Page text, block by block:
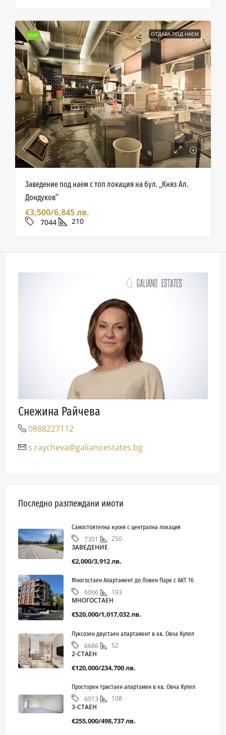
ТОП ОТДАВА ПОД НАЕМ
Заведение под наем с топ локация на бул. „Княз Ал.
Дондуков“
€3,500/6,845 лв.
7044 210
Снежина Райчева
0888227112
s.raycheva@galianoestates.bg
Последно разглеждани имоти
Самостоятелна кухня с централна локация
7301
250
ЗАВЕДЕНИЕ
€2,000/3,912 лв.
Многостаен Апартамент до Ловен Парк с АКТ 16
6066
193
МНОГОСТАЕН
€520,000/1,017,032 лв.
Луксозен двустаен апартамент в кв. Овча Купел
6686
52
2-СТАЕН
€120,000/234,700 лв.
Просторен тристаен апартамен в кв. Овча Купел
6013
108
3-СТАЕН
€255,000/498,737 лв.